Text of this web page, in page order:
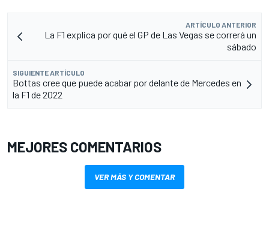
ARTÍCULO ANTERIOR
La F1 explica por qué el GP de Las Vegas se correrá un
sábado
SIGUIENTE ARTÍCULO
Bottas cree que puede acabar por delante de Mercedes en
la F1 de 2022
MEJORES COMENTARIOS
VER MÁS Y COMENTAR